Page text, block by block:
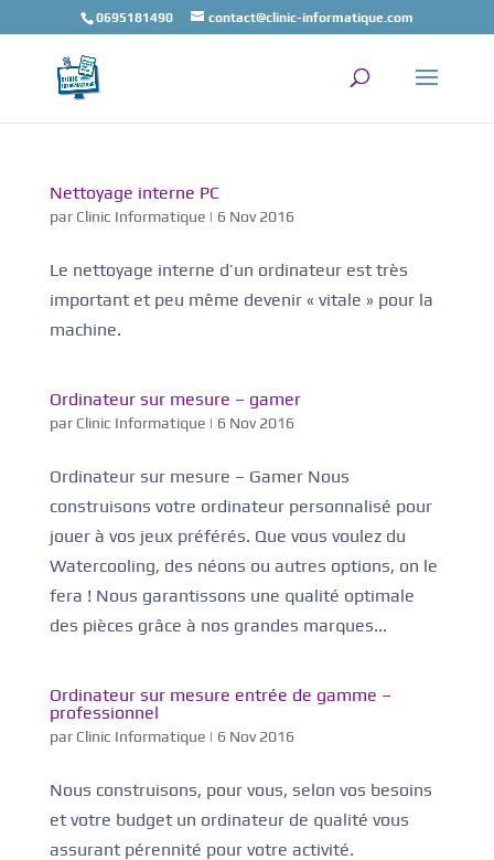
0695181490 contact@clinic-informatique.com
Nettoyage interne PC
par Clinic Informatique| 6 Nov 2016
Le nettoyage interne d’un ordinateur est très
important et peu même devenir « vitale » pour la
machine.
Ordinateur sur mesure – gamer
par Clinic Informatique| 6 Nov 2016
Ordinateur sur mesure – Gamer Nous
construisons votre ordinateur personnalisé pour
jouer à vos jeux préférés. Que vous voulez du
Watercooling, des néons ou autres options, on le
fera ! Nous garantissons une qualité optimale
des pièces grâce à nos grandes marques...
Ordinateur sur mesure entrée de gamme –
professionnel
par Clinic Informatique| 6 Nov 2016
Nous construisons, pour vous, selon vos besoins
et votre budget un ordinateur de qualité vous
assurant pérennité pour votre activité.